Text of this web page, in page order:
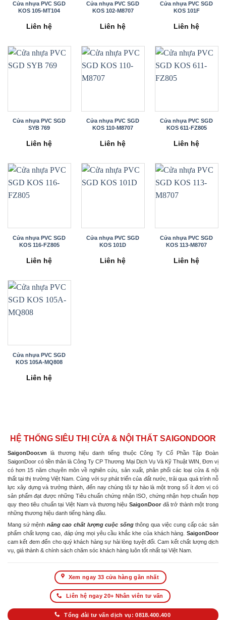
Cửa nhựa PVC SGD
KOS 105-MT104
Liên hệ
Cửa nhựa PVC SGD
KOS 102-M8707
Liên hệ
Cửa nhựa PVC SGD
KOS 101F
Liên hệ
Cửa nhựa PVC SGD
SYB 769
Liên hệ
Cửa nhựa PVC SGD
KOS 110-M8707
Liên hệ
Cửa nhựa PVC SGD
KOS 611-FZ805
Liên hệ
Cửa nhựa PVC SGD
KOS 116-FZ805
Liên hệ
Cửa nhựa PVC SGD
KOS 101D
Liên hệ
Cửa nhựa PVC SGD
KOS 113-M8707
Liên hệ
Cửa nhựa PVC SGD
KOS 105A-MQ808
Liên hệ
HỆ THỐNG SIÊU THỊ CỬA & NỘI THẤT SAIGONDOOR
SaigonDoor.vn là thương hiệu danh tiếng thuộc Công Ty Cổ Phần Tập Đoàn
SaigonDoor có tiền thân là Công Ty CP Thương Mại Dịch Vụ Và Kỹ Thuật WIN, Đơn vị
có hơn 15 năm chuyên môn về nghiên cứu, sản xuất, phân phối các loại cửa & nội
thất tại thị trường Việt Nam. Cùng với sự phát triển của đất nước, trải qua quá trình nỗ
lực xây dựng và trưởng thành, đến nay chúng tôi tự hào là một trong số ít đơn vị có
sản phẩm đạt được những Tiêu chuẩn chứng nhận ISO, chứng nhận hợp chuẩn hợp
quy theo tiêu chuẩn tại Việt Nam và thương hiệu SaigonDoor đã trở thành một trong
những thương hiệu danh tiếng hàng đầu.
Mang sứ mệnh nâng cao chất lượng cuộc sốngthông qua việc cung cấp các sản
phẩm chất lượng cao, đáp ứng mọi yêu cầu khắc khe của khách hàng. SaigonDoor
cam kết đem đến cho quý khách hàng sự hài lòng tuyệt đối. Cam kết chất lượng dịch
vụ, giá thành & chính sách chăm sóc khách hàng luôn tốt nhất tại Việt Nam.
Xem ngay 33 cửa hàng gần nhất
Liên hệ ngay 20+ Nhân viên tư vấn
Tổng đài tư vấn dịch vụ: 0818.400.400